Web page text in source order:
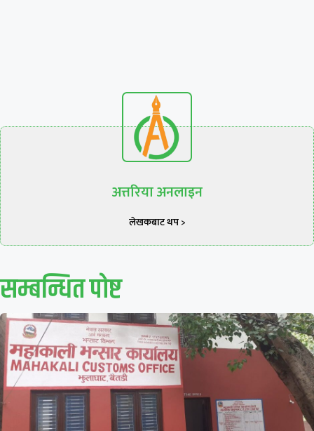
अत्तरिया अनलाइन
लेखकबाट थप >
सम्बन्धित पाेष्ट